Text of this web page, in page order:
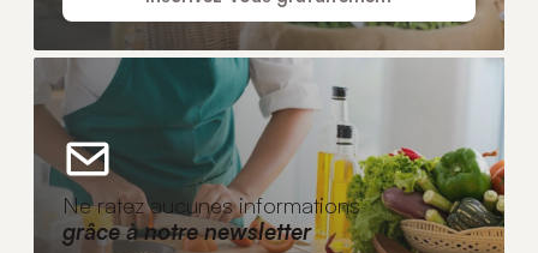
Ne ratez aucunes informations
grâce à notre newsletter